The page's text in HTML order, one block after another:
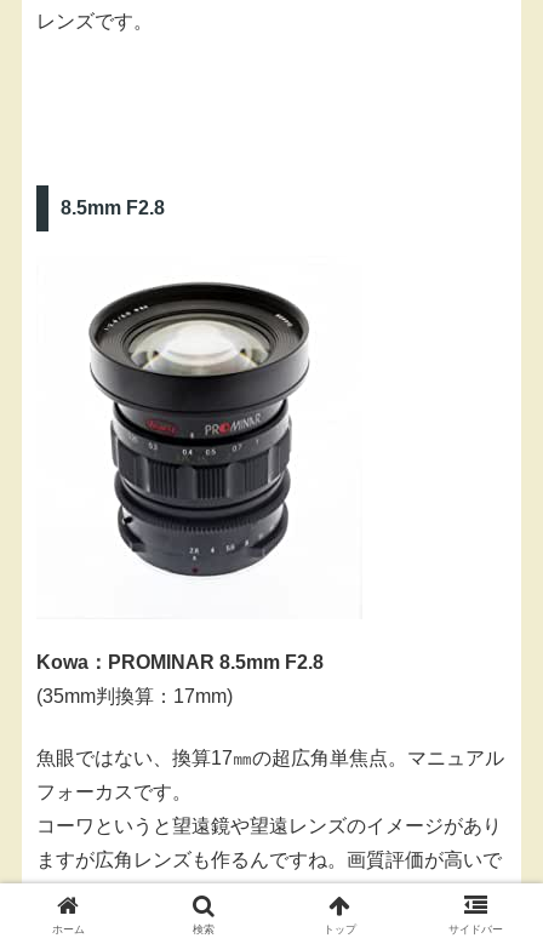
レンズです。
8.5mm F2.8
Kowa：PROMINAR 8.5mm F2.8
(35mm判換算：17mm)
魚眼ではない、換算17㎜の超広角単焦点。マニュアル
フォーカスです。
コーワというと望遠鏡や望遠レンズのイメージがあり
ますが広角レンズも作るんですね。画質評価が高いで
す。
ホーム 検索 トップ サイドバー